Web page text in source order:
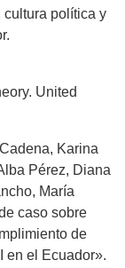
cultura política y
United
Karina
Pérez, Diana
María
caso sobre
de
en el Ecuador».